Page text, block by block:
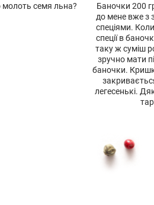
семя льна?
Баночки 200
до мене вже з
спеціями.
спеції в
таку ж суміш
зручно мати
баночки.
легесенькі.